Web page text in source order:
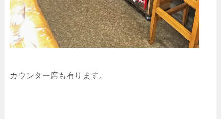
カウンター席も有ります。